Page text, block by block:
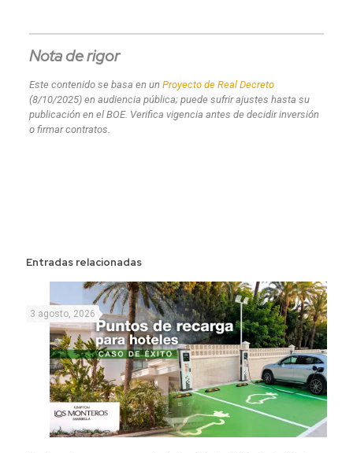
Nota de rigor
Este contenido se basa en un Proyecto de Real Decreto
(8/10/2025) en audiencia pública; puede sufrir ajustes hasta su
publicación en el BOE. Verifica vigencia antes de decidir inversión
o firmar contratos.
Entradas relacionadas
3 agosto, 2026